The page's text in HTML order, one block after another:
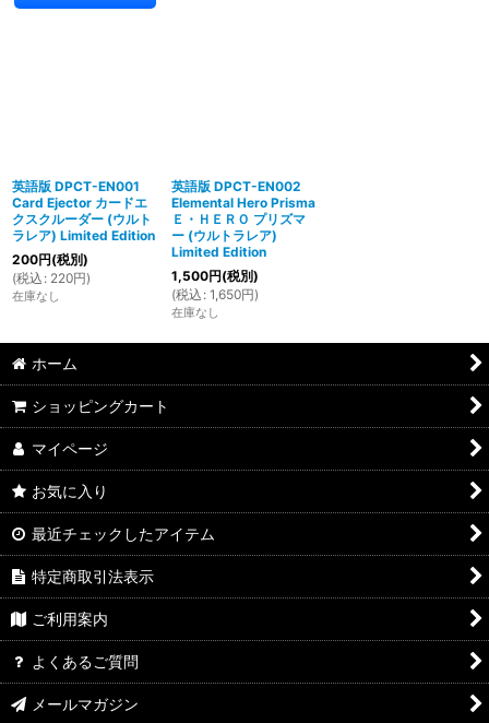
英語版 DPCT-EN001
Card Ejector カードエ
クスクルーダー (ウルト
ラレア) Limited Edition
200円(税別)
(税込 : 220円)
在庫なし
英語版 DPCT-EN002
Elemental Hero Prisma
Ｅ・ＨＥＲＯ プリズマ
ー (ウルトラレア)
Limited Edition
1,500円(税別)
(税込 : 1,650円)
在庫なし
ホーム
ショッピングカート
マイページ
お気に入り
最近チェックしたアイテム
特定商取引法表示
ご利用案内
よくあるご質問
メールマガジン